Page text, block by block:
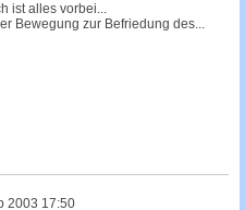
ist alles vorbei...
Bewegung zur Befriedung des...
2003 17:50